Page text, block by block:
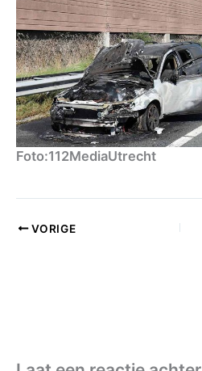
Foto:112MediaUtrecht
VORIGE